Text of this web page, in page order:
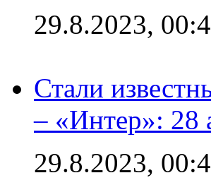
29.8.2023,
Стали
– «Интер»: 28
29.8.2023,